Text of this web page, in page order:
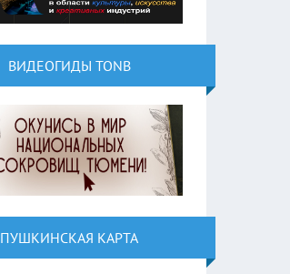
ВИДЕОГИДЫ TONB
ПУШКИНСКАЯ КАРТА